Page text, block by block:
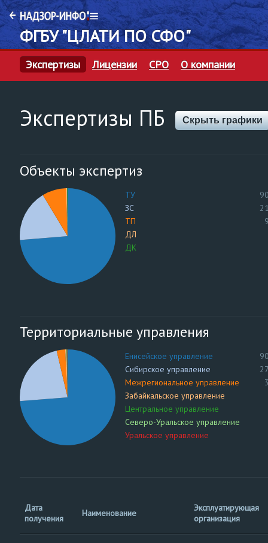
ФГБУ "ЦЛАТИ ПО СФО"
Экспертизы Лицензии СРО О компании
Экспертизы ПБ Скрыть графики
Объекты экспертиз
ТУ
ЗС
ТП
ДЛ
ДК
Территориальные управления
Енисейское управление
Сибирское управление
Межрегиональное управление
Забайкальское управление
Центральное управление
Северо-Уральское управление
Уральское управление
Дата
получения
Наименование
Эксплуатирующая
организация